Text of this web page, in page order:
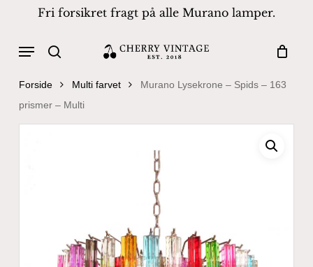
content
Fri forsikret fragt på alle Murano lamper.
Productssearch
Menu
Forside Multi farvet
Murano Lysekrone – Spids – 163
prismer – Multi